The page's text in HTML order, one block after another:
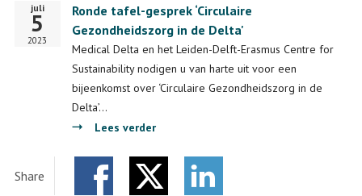
een
duurzame
en
sociale
transitie
Europa
Startdatum
juli
5
2023
Ronde tafel-gesprek ‘Circulaire
Gezondheidszorg in de Delta'
Medical Delta en het Leiden-Delft-Erasmus Centre for
Sustainability nodigen u van harte uit voor een
bijeenkomst over ‘Circulaire Gezondheidszorg in de
Delta’…
Lees verder
tafel-
gesprek
Share